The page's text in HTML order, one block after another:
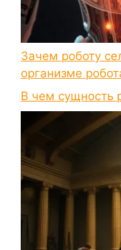
Зачем роботу
организме
В чем сущность